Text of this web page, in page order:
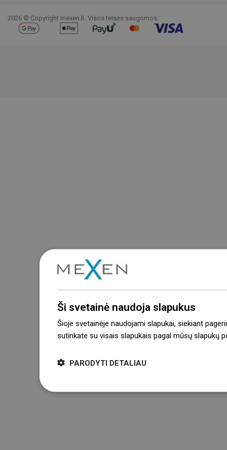
2026 © Copyright mexen.lt. Visos teisės saugomos.
Ši svetainė naudoja slapukus
Šioje svetainėje naudojami slapukai, siekiant
sutinkate su visais slapukais pagal mūsų slapukų
PARODYTI DETALIAU